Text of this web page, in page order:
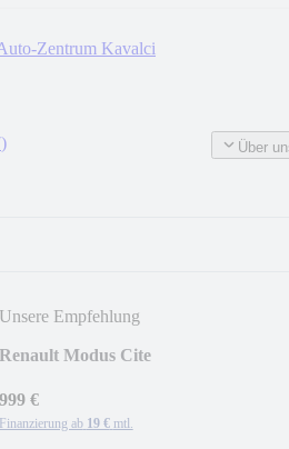
)
Über
Unsere Empfehlung
Renault Modus Cite
999 €
Finanzierung ab 19 € mtl.